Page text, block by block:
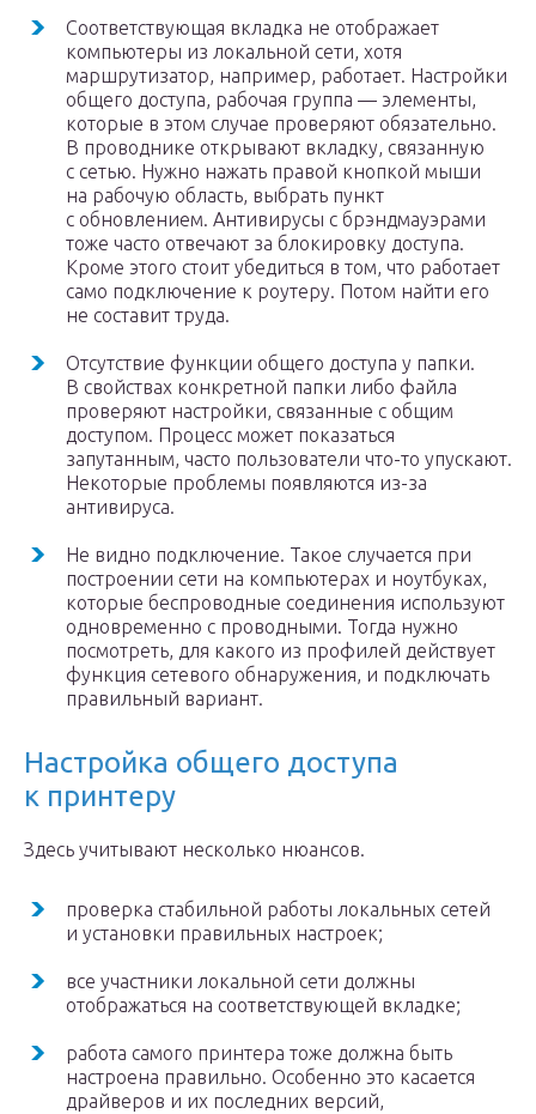
Соответствующая вкладка не отображает
компьютеры из локальной сети, хотя
маршрутизатор, например, работает. Настройки
общего доступа, рабочая группа — элементы,
которые в этом случае проверяют обязательно.
В проводнике открывают вкладку, связанную
с сетью. Нужно нажать правой кнопкой мыши
на рабочую область, выбрать пункт
с обновлением. Антивирусы с брэндмауэрами
тоже часто отвечают за блокировку доступа.
Кроме этого стоит убедиться в том, что работает
само подключение к роутеру. Потом найти его
не составит труда.
Отсутствие функции общего доступа у папки.
В свойствах конкретной папки либо файла
проверяют настройки, связанные с общим
доступом. Процесс может показаться
запутанным, часто пользователи что-то упускают.
Некоторые проблемы появляются из-за
антивируса.
Не видно подключение. Такое случается при
построении сети на компьютерах и ноутбуках,
которые беспроводные соединения используют
одновременно с проводными. Тогда нужно
посмотреть, для какого из профилей действует
функция сетевого обнаружения, и подключать
правильный вариант.
Настройка общего доступа
к принтеру
Здесь учитывают несколько нюансов.
проверка стабильной работы локальных сетей
и установки правильных настроек;
все участники локальной сети должны
отображаться на соответствующей вкладке;
работа самого принтера тоже должна быть
настроена правильно. Особенно это касается
драйверов и их последних версий,